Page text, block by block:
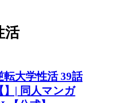
活
転大学性活 39話
】| 同人マンガ